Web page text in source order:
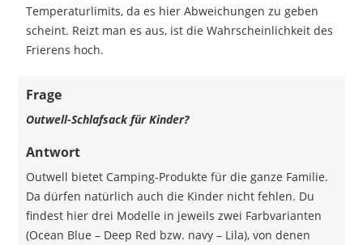
Temperaturlimits, da es hier Abweichungen zu geben
scheint. Reizt man es aus, ist die Wahrscheinlichkeit des
Frierens hoch.
Frage
Outwell-Schlafsack für Kinder?
Antwort
Outwell bietet Camping-Produkte für die ganze Familie.
Da dürfen natürlich auch die Kinder nicht fehlen. Du
findest hier drei Modelle in jeweils zwei Farbvarianten
(Ocean Blue – Deep Red bzw. navy – Lila), von denen